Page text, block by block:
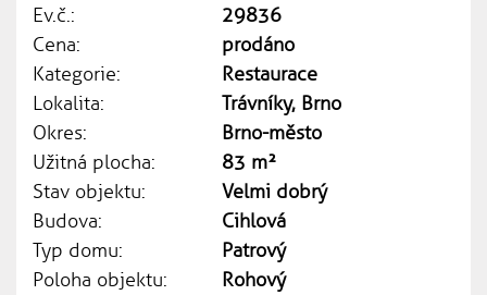
Ev.č.:
29836
Cena:
prodáno
Kategorie:
Restaurace
Lokalita:
Trávníky, Brno
Okres:
Brno-město
Užitná plocha:
83 m²
Stav objektu:
Velmi dobrý
Budova:
Cihlová
Typ domu:
Patrový
Poloha objektu:
Rohový